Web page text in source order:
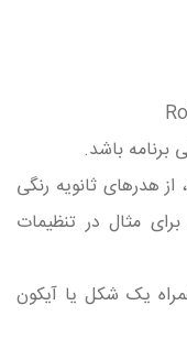
هدرهای ثانویه رنگی
مثال در تنظیمات
یک شکل یا آیکون